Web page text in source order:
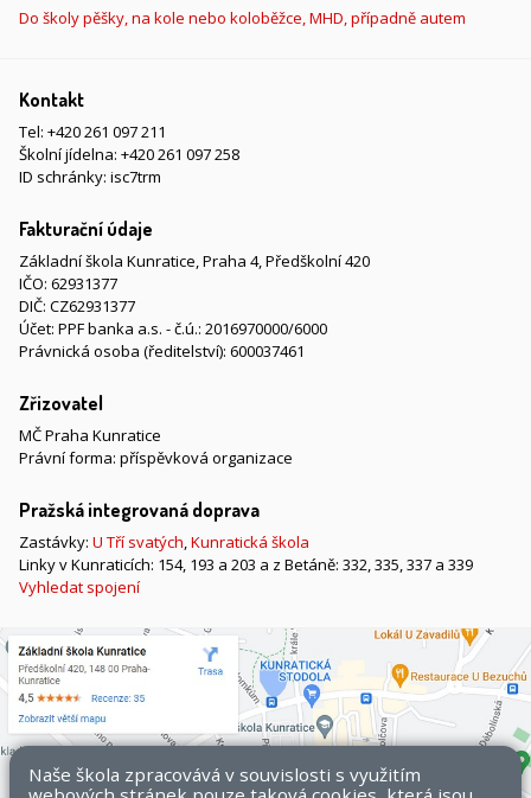
Do školy pěšky, na kole nebo koloběžce, MHD, případně autem
Kontakt
Tel: +420 261 097 211
Školní jídelna: +420 261 097 258
ID schránky: isc7trm
Fakturační údaje
Základní škola Kunratice, Praha 4, Předškolní 420
IČO: 62931377
DIČ: CZ62931377
Účet: PPF banka a.s. - č.ú.: 2016970000/6000
Právnická osoba (ředitelství): 600037461
Zřizovatel
MČ Praha Kunratice
Právní forma: příspěvková organizace
Pražská integrovaná doprava
Zastávky: U Tří svatých,Kunratická škola
Linky v Kunraticích: 154, 193 a 203 a z Betáně: 332, 335, 337 a 339
Vyhledat spojení
Naše škola zpracovává v souvislosti s využitím